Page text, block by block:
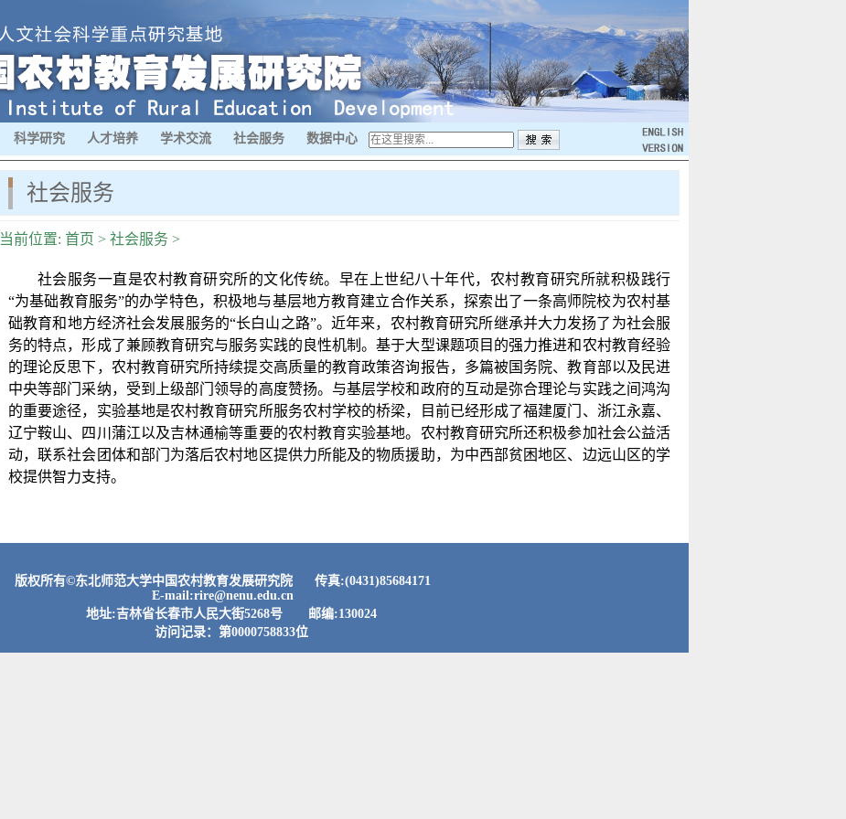
科学研究 人才培养 学术交流 社会服务 数据中心
社会服务
当前位置: 首页 > 社会服务 >
社会服务一直是农村教育研究所的文化传统。早在上世纪八十年代，农村教育研究所就积极践行
“为基础教育服务”的办学特色，积极地与基层地方教育建立合作关系，探索出了一条高师院校为农村基
础教育和地方经济社会发展服务的“长白山之路”。近年来，农村教育研究所继承并大力发扬了为社会服
务的特点，形成了兼顾教育研究与服务实践的良性机制。基于大型课题项目的强力推进和农村教育经验
的理论反思下，农村教育研究所持续提交高质量的教育政策咨询报告，多篇被国务院、教育部以及民进
中央等部门采纳，受到上级部门领导的高度赞扬。与基层学校和政府的互动是弥合理论与实践之间鸿沟
的重要途径，实验基地是农村教育研究所服务农村学校的桥梁，目前已经形成了福建厦门、浙江永嘉、
辽宁鞍山、四川蒲江以及吉林通榆等重要的农村教育实验基地。农村教育研究所还积极参加社会公益活
动，联系社会团体和部门为落后农村地区提供力所能及的物质援助，为中西部贫困地区、边远山区的学
校提供智力支持。
版权所有©东北师范大学中国农村教育发展研究院 传真:(0431)85684171
E-mail:rire@nenu.edu.cn
地址:吉林省长春市人民大街5268号 邮编:130024
访问记录：第0000758833位